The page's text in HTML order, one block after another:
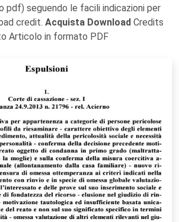
pdf) seguendo le facili indicazioni per
credit. Acquista Download Credits
Articolo in formato PDF